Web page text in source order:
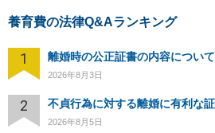
養育費の法律Q&Aランキング
1 離婚時の公正証書の内容について
2026年8月3日
2
2026年8月5日